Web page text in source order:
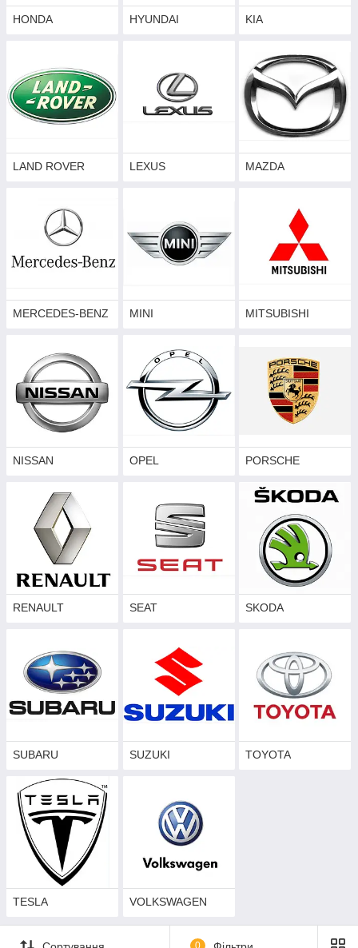
HONDA HYUNDAI KIA
LAND ROVER LEXUS MAZDA
MERCEDES-BENZ MINI MITSUBISHI
NISSAN OPEL PORSCHE
RENAULT SEAT SKODA
SUBARU SUZUKI TOYOTA
TESLA VOLKSWAGEN
0